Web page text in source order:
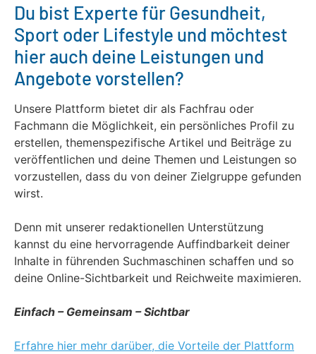
Du bist Experte für Gesundheit,
Sport oder Lifestyle und möchtest
hier auch deine Leistungen und
Angebote vorstellen?
Unsere Plattform bietet dir als Fachfrau oder
Fachmann die Möglichkeit, ein persönliches Profil zu
erstellen, themenspezifische Artikel und Beiträge zu
veröffentlichen und deine Themen und Leistungen so
vorzustellen, dass du von deiner Zielgruppe gefunden
wirst.
Denn mit unserer redaktionellen Unterstützung
kannst du eine hervorragende Auffindbarkeit deiner
Inhalte in führenden Suchmaschinen schaffen und so
deine Online-Sichtbarkeit und Reichweite maximieren.
Einfach – Gemeinsam – Sichtbar
Erfahre hier mehr darüber, die Vorteile der Plattform